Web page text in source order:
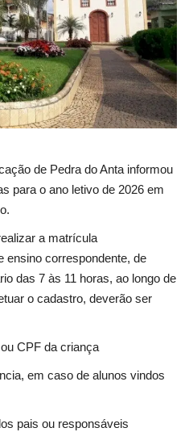
de Pedra do Anta informou
para o ano letivo de 2026 em
a matrícula
ensino correspondente, de
das 7 às 11 horas, ao longo de
o cadastro, deverão ser
CPF da criança
em caso de alunos vindos
pais ou responsáveis